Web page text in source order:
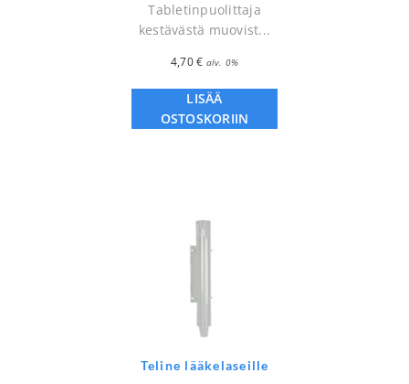
Tabletinpuolittaja
kestävästä muovist...
4,70€ alv. 0%
LISÄÄ
OSTOSKORIIN
Teline lääkelaseille